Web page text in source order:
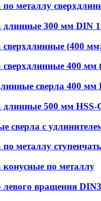
по металлу
длинные 300 мм DIN
сверхдлинные (400
сверхдлинные 400 мм
сверла 400 мм
длинные 500 мм HSS-
сверла с
металлу
конусные по металлу
левого вращения